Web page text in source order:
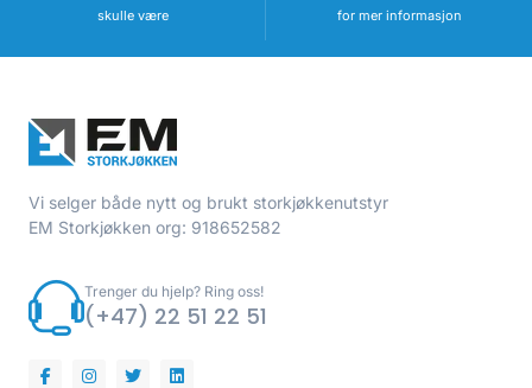
skulle være
for mer informasjon
Vi selger både nytt og brukt storkjøkkenutstyr
EM Storkjøkken org: 918652582
Trenger du hjelp? Ring oss!
(+47) 22 51 22 51